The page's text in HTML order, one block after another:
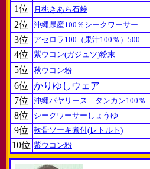
1位
月桃きあら石鹸
2位 沖縄県産100％シークワーサー
3位
アセロラ100（果汁100％）500
4位 紫ウコン(ガジュツ)粉末
5位
秋ウコン粉
6位 かりゆしウェア
7位
沖縄バヤリース タンカン100％
8位
シークワーサーしょうゆ
9位
軟骨ソーキ煮付(レトルト)
10位 紫ウコン粉